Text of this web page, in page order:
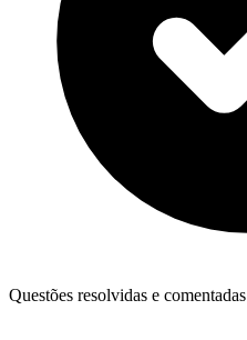
Questões resolvidas e comentadas